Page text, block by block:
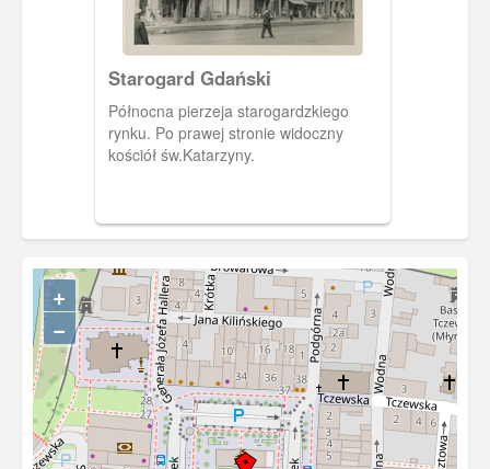
Starogard Gdański
Północna pierzeja starogardzkiego
rynku. Po prawej stronie widoczny
kościół św.Katarzyny.
+
−